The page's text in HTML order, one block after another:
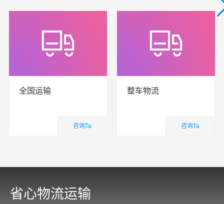
全国运输
咨询Ta
整车物流
咨询Ta
省心物流运输